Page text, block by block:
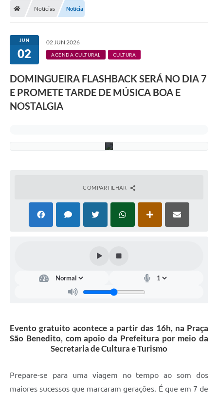
Portal do Cidadão
Links Úteis
A Prefeitura
Ouvidoria
Carta de Serviços
Notícias Notícia
JUN
02
02 JUN 2026
AGENDA CULTURAL CULTURA
DOMINGUEIRA FLASHBACK SERÁ NO DIA 7
E PROMETE TARDE DE MÚSICA BOA E
NOSTALGIA
m
a
e
n
s
COMPARTILHAR
Evento gratuito acontece a partir das 16h, na Praça
São Benedito, com apoio da Prefeitura por meio da
Secretaria de Cultura e Turismo
Prepare-se para uma viagem no tempo ao som dos
maiores sucessos que marcaram gerações. É que em 7 de